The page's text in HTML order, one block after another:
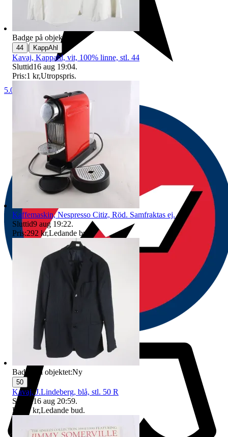
5.0
Badge på objektet:
44 | KappAhl
Kavaj, Kappahl, vit, 100% linne, stl. 44
Sluttid16 aug 19:04.
Pris:1 kr,Utropspris.
Kaffemaskin, Nespresso Citiz, Röd. Samfraktas ej.
Sluttid9 aug 19:22.
Pris:292 kr,Ledande bud
Badge på objektet:Ny
50
Kavaj, J.Lindeberg, blå, stl. 50 R
Sluttid16 aug 20:59.
Pris:
1 kr,Ledande bud.